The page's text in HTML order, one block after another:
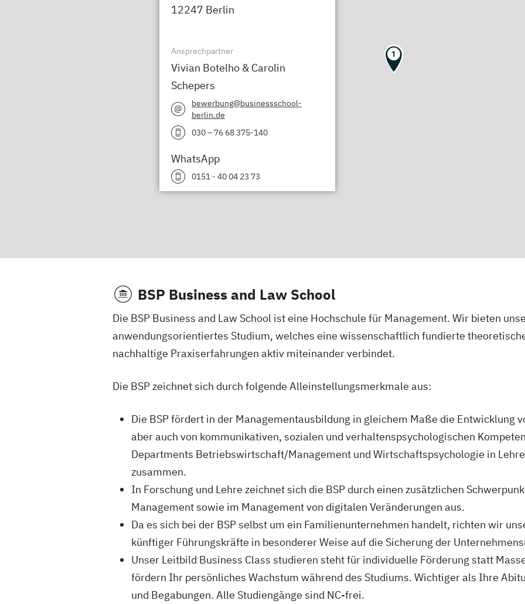
12247 Berlin
Ansprechpartner
Vivian Botelho & Carolin
Schepers
bewerbung@businessschool-
berlin.de
030 – 76 68 375-140
WhatsApp
0151 - 40 04 23 73
1
BSP Business and Law School
Die BSP Business and Law School ist eine Hochschule für Management. Wir bieten
anwendungsorientiertes Studium, welches eine wissenschaftlich fundierte
nachhaltige Praxiserfahrungen aktiv miteinander verbindet.
Die BSP zeichnet sich durch folgende Alleinstellungsmerkmale aus:
Die BSP fördert in der Managementausbildung in gleichem Maße die Entwicklung
aber auch von kommunikativen, sozialen und verhaltenspsychologischen
Departments Betriebswirtschaft/Management und Wirtschaftspsychologie in
zusammen.
In Forschung und Lehre zeichnet sich die BSP durch einen zusätzlichen
Management sowie im Management von digitalen Veränderungen aus.
Da es sich bei der BSP selbst um ein Familienunternehmen handelt, richten wir
künftiger Führungskräfte in besonderer Weise auf die Sicherung der
Unser Leitbild Business Class studieren steht für individuelle Förderung statt
fördern Ihr persönliches Wachstum während des Studiums. Wichtiger als Ihre
und Begabungen. Alle Studiengänge sind NC-frei.